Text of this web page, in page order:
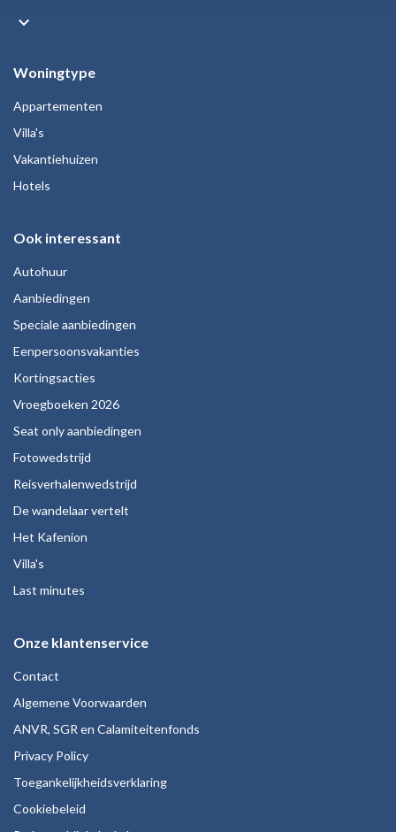
keyboard_arrow_down
Woningtype
Appartementen
Villa's
Vakantiehuizen
Hotels
Ook interessant
Autohuur
Aanbiedingen
Speciale aanbiedingen
Eenpersoonsvakanties
Kortingsacties
Vroegboeken 2026
Seat only aanbiedingen
Fotowedstrijd
Reisverhalenwedstrijd
De wandelaar vertelt
Het Kafenion
Villa's
Last minutes
Onze klantenservice
Contact
Algemene Voorwaarden
ANVR, SGR en Calamiteitenfonds
Privacy Policy
Toegankelijkheidsverklaring
Cookiebeleid